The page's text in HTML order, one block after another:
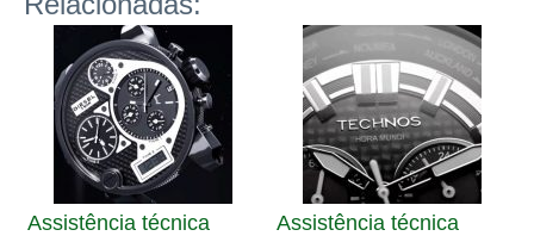
Assistência técnica
Assistência técnica